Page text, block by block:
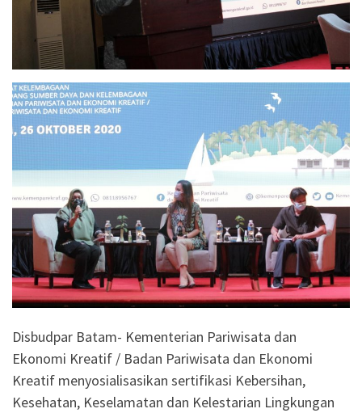
Disbudpar Batam- Kementerian Pariwisata dan
Ekonomi Kreatif / Badan Pariwisata dan Ekonomi
Kreatif menyosialisasikan sertifikasi Kebersihan,
Kesehatan, Keselamatan dan Kelestarian Lingkungan